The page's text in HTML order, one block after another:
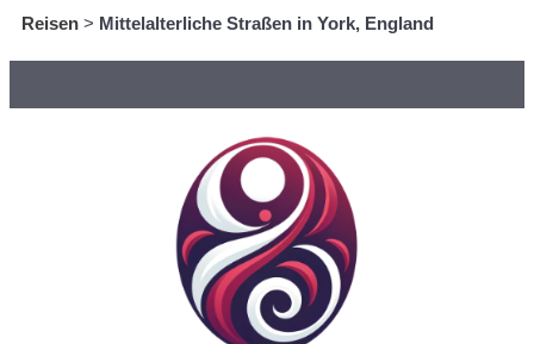
Reisen > Mittelalterliche Straßen in York, England